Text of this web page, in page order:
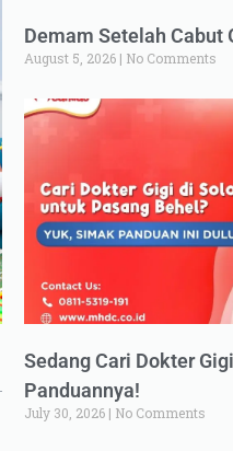
Demam Setelah Cabut
August 5, 2026 No Comments
Sedang Cari Dokter
Panduannya!
July 30, 2026 No Comments